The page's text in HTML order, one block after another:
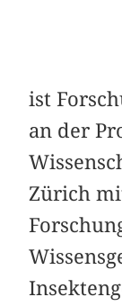
ist
an der
Zürich